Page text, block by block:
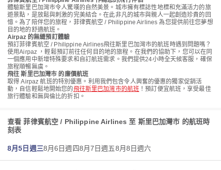
體驗斯里巴加灣市令人驚嘆的自然美景。城市擁有標誌性地標和充滿活力的旅
遊景點，是放鬆與刺激的完美結合。在此非凡的城市與親人一起創造珍貴的回
憶。為了陪伴您的旅程，菲律賓航空 / Philippine Airlines 為您提供前往您夢想
目的地的舒適航班。
Airpaz 的無縫預訂體驗
預訂菲律賓航空 / Philippine Airlines飛往斯里巴加灣市的航班時遇到問題嗎？
使用Airpaz ，輕鬆預訂前往任何目的地的旅程。在我們的協助下，您可以在同
一個應用中新增特殊要求和自訂航班需求。我們提供24小時全天候客服，確保
旅程順暢無虞。
飛往 斯里巴加灣市 的廉價航班
取得 Airpaz 航班的特別優惠。利用我們包含令人興奮的優惠的獨家促銷活
動，自信輕鬆地開始您的飛往斯里巴加灣市的航班 ！預訂便宜航班，享受最佳
旅行體驗和無與倫比的折扣。
查看 菲律賓航空 / Philippine Airlines 至 斯里巴加灣市 的航班時
刻表
8月5日週三8月6日週四8月7日週五8月8日週六